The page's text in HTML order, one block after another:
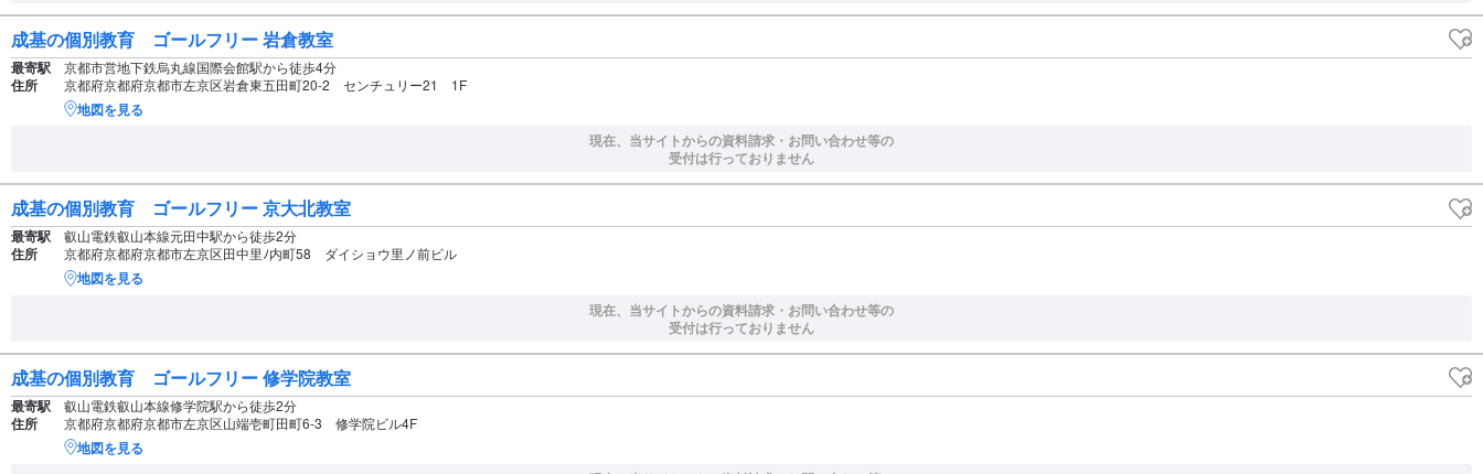
成基の個別教育 ゴールフリー 岩倉教室
最寄駅 京都市営地下鉄烏丸線国際会館駅から徒歩4分
住所 京都府京都府京都市左京区岩倉東五田町20-2 センチュリー21 1F
地図を見る
現在、当サイトからの資料請求・お問い合わせ等の
受付は行っておりません
成基の個別教育 ゴールフリー 京大北教室
最寄駅 叡山電鉄叡山本線元田中駅から徒歩2分
住所 京都府京都府京都市左京区田中里ﾉ内町58 ダイショウ里ノ前ビル
地図を見る
現在、当サイトからの資料請求・お問い合わせ等の
受付は行っておりません
成基の個別教育 ゴールフリー 修学院教室
最寄駅 叡山電鉄叡山本線修学院駅から徒歩2分
住所 京都府京都府京都市左京区山端壱町田町6-3 修学院ビル4F
地図を見る